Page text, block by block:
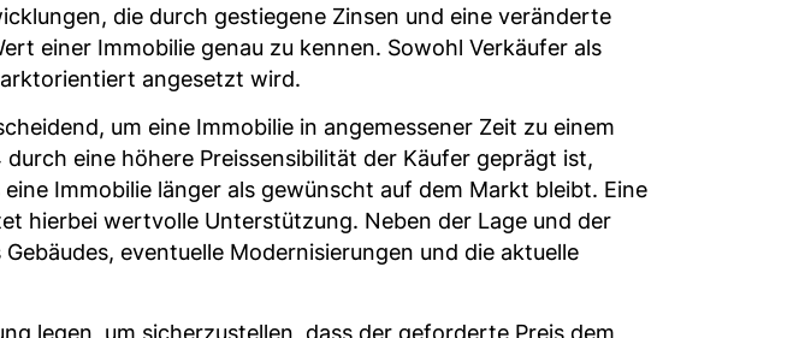
die durch gestiegene Zinsen und eine veränderte
einer Immobilie genau zu kennen. Sowohl Verkäufer als
angesetzt wird.
um eine Immobilie in angemessener Zeit zu einem
eine höhere Preissensibilität der Käufer geprägt ist,
Immobilie länger als gewünscht auf dem Markt bleibt. Eine
hierbei wertvolle Unterstützung. Neben der Lage und der
eventuelle Modernisierungen und die aktuelle
legen, um sicherzustellen, dass der geforderte Preis dem